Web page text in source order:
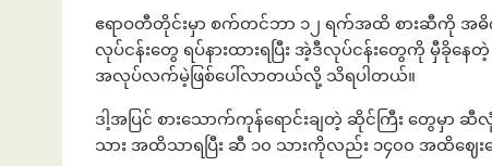
ဧရာဝတီတိုင်းမှာ စက်တင်ဘာ ၁၂ ရက်အထိ စားဆီကို အ
လုပ်ငန်းတွေ ရပ်နားထားရပြီး အဲ့ဒီလုပ်ငန်းတွေကို မှီခိုန
အလုပ်လက်မဲ့ဖြစ်ပေါ်လာတယ်လို့ သိရပါတယ်။
ဒါ့အပြင် စားသောက်ကုန်ရောင်းချတဲ့ ဆိုင်ကြီး တွေမှ
သား အထိသာရပြီး ဆီ ၁၀ သားကိုလည်း ၁၄၀၀ အထိဈ